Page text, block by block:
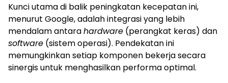
Kunci utama di balik peningkatan kecepatan ini,
menurut Google, adalah integrasi yang lebih
mendalam antarahardware (perangkat keras) dan
software (sistem operasi). Pendekatan ini
memungkinkan setiap komponen bekerja secara
sinergis untuk menghasilkan performa optimal.